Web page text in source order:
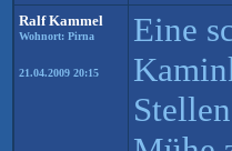
Ralf Kammel
Wohnort: Pirna
21.04.2009 20:15
Eine